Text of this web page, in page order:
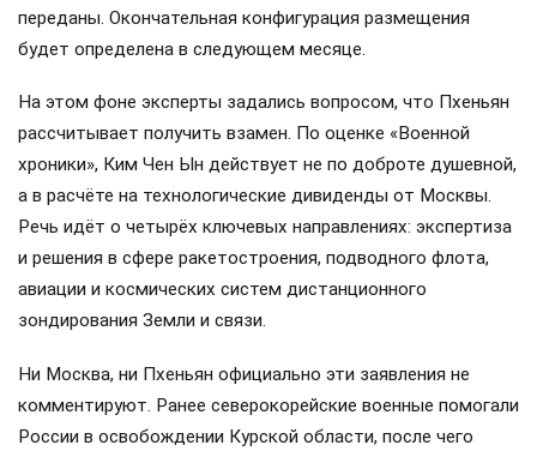
переданы. Окончательная конфигурация размещения
будет определена в следующем месяце.
На этом фоне эксперты задались вопросом, что Пхеньян
рассчитывает получить взамен. По оценке «Военной
хроники», Ким Чен Ын действует не по доброте душевной,
а в расчёте на технологические дивиденды от Москвы.
Речь идёт о четырёх ключевых направлениях: экспертиза
и решения в сфере ракетостроения, подводного флота,
авиации и космических систем дистанционного
зондирования Земли и связи.
Ни Москва, ни Пхеньян официально эти заявления не
комментируют. Ранее северокорейские военные помогали
России в освобождении Курской области, после чего